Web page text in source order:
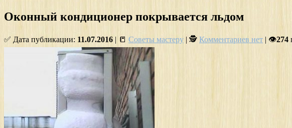
Оконный кондиционер покрывается льдом
✅ Дата публикации: 11.07.2016 | 📒 Советы мастеру | 🕵 Комментариев нет | 👁274